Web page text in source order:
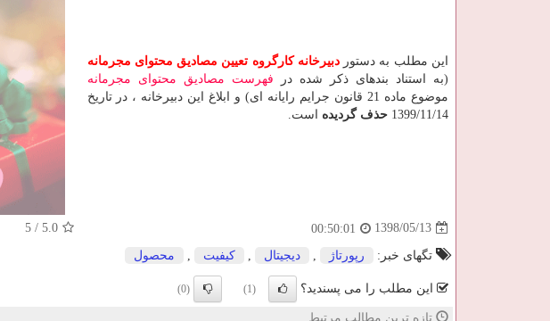
این مطلب به دستوردبیرخانه كارگروه تعیین مصادیق محتوای مجرمانه
(به استناد بندهای ذکر شده در فهرست مصادیق محتوای مجرمانه
موضوع ماده 21 قانون جرایم رایانه ای) و ابلاغ این دبیرخانه ، در تاریخ
1399/11/14 حذف گردیده است.
1398/05/13
00:50:01
5.0
/
5
تگهای خبر: رپورتاژ دیجیتال كیفیت محصول
این مطلب را می پسندید؟ (1)
(0)
تازه ترین مطالب مرتبط